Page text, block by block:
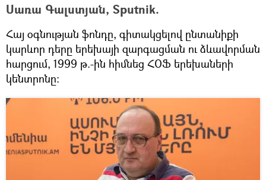
Սառա Գալստյան, Sputnik.
Հայ օգնության ֆոնդը, գիտակցելով ընտանիքի
կարևոր դերը երեխայի զարգացման ու ձևավորման
հարցում, 1999 թ.-ին հիմնեց ՀՕՖ երեխաների
կենտրոնը: